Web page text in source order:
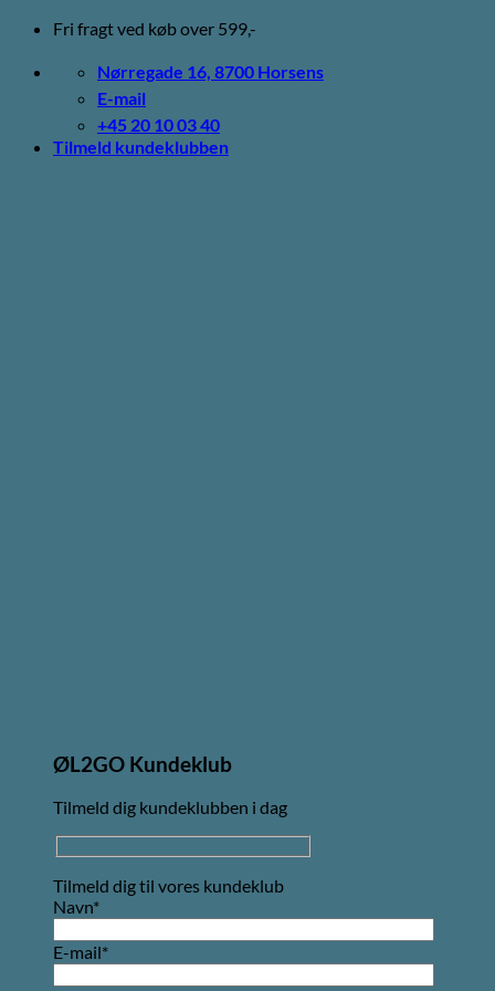
Fortsæt
indhold
Fri fragt ved køb over 599,-
Nørregade 16, 8700 Horsens
E-mail
+45 20 10 03 40
Tilmeld kundeklubben
ØL2GO Kundeklub
Tilmeld dig kundeklubben i dag
Tilmeld dig til vores kundeklub
Navn*
E-mail*